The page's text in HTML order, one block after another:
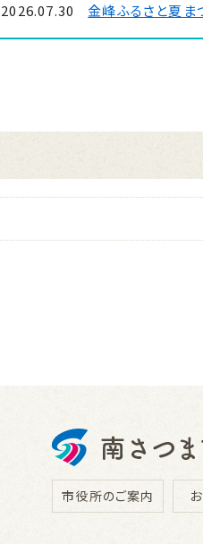
2026.07.30 金峰ふるさと夏ま
2026.07.30 吹上浜海浜公園
市役所のご案内